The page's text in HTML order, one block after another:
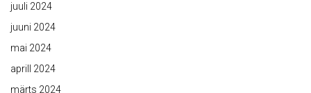
juuli 2024
juuni 2024
mai 2024
aprill 2024
märts 2024